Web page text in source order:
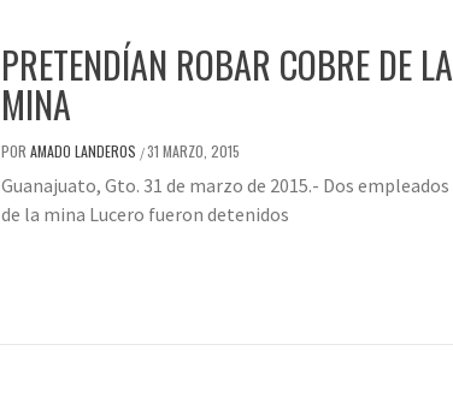
PRETENDÍAN ROBAR COBRE DE LA
MINA
POR AMADO LANDEROS /31 MARZO, 2015
Guanajuato, Gto. 31 de marzo de 2015.- Dos empleados
de la mina Lucero fueron detenidos